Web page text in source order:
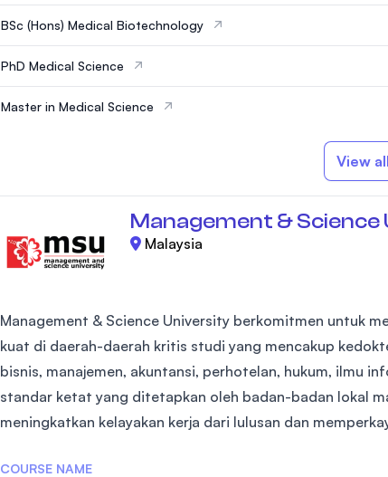
BSc (Hons) Medical Biotechnology
PhD Medical Science
Master in Medical Science
View
Management & Science
Malaysia
Management & Science University berkomitmen untuk
kuat di daerah-daerah kritis studi yang mencakup
bisnis, manajemen, akuntansi, perhotelan, hukum, ilmu
standar ketat yang ditetapkan oleh badan-badan lokal
meningkatkan kelayakan kerja dari lulusan dan
COURSE NAME